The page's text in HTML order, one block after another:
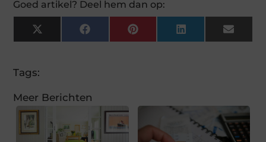
Goed artikel? Deel hem dan op:
X
(Twitter)
FacebookPinterestLinkedInEmail
Tags:
Meer Berichten